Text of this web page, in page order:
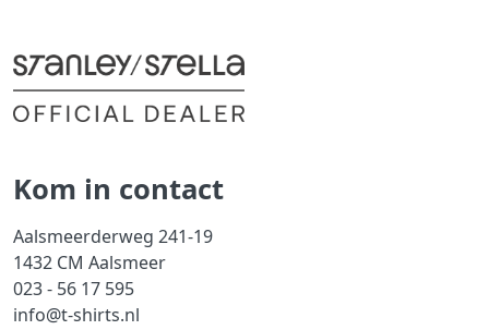
Kom in contact
Aalsmeerderweg 241-19
1432 CM Aalsmeer
023 - 56 17 595
info@t-shirts.nl